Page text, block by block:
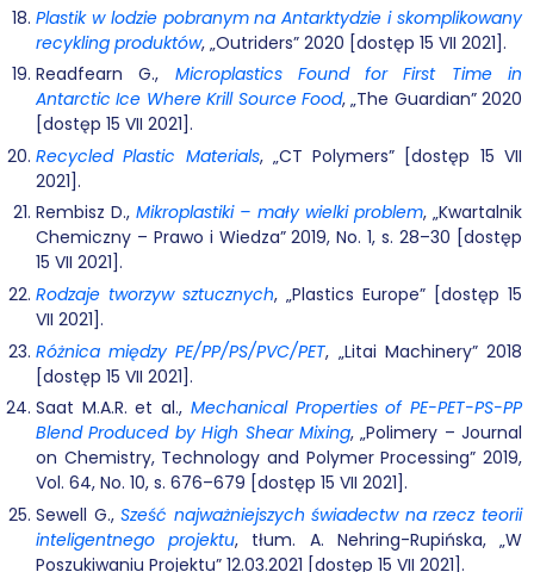
Plastik w lodzie pobranym na Antarktydzie i skomplikowany
recykling produktów, „Outriders” 2020 [dostęp 15 VII 2021].
Readfearn G., Microplastics Found for First Time in
Antarctic Ice Where Krill Source Food, „The Guardian” 2020
[dostęp 15 VII 2021].
Recycled Plastic Materials, „CT Polymers” [dostęp 15 VII
2021].
Rembisz D.,Mikroplastiki – mały wielki problem, „Kwartalnik
Chemiczny – Prawo i Wiedza” 2019, No. 1, s. 28–30 [dostęp
15 VII 2021].
Rodzaje tworzyw sztucznych, „Plastics Europe” [dostęp 15
VII 2021].
Różnica między PE/PP/PS/PVC/PET, „Litai Machinery” 2018
[dostęp 15 VII 2021].
Saat M.A.R. et al., Mechanical Properties of PE-PET-PS-PP
Blend Produced by High Shear Mixing, „Polimery – Journal
on Chemistry, Technology and Polymer Processing” 2019,
Vol. 64, No. 10, s. 676–679 [dostęp 15 VII 2021].
Sewell G.,Sześć najważniejszych świadectw na rzecz teorii
inteligentnego projektu, tłum. A. Nehring-Rupińska, „W
Poszukiwaniu Projektu” 12.03.2021 [dostęp 15 VII 2021].